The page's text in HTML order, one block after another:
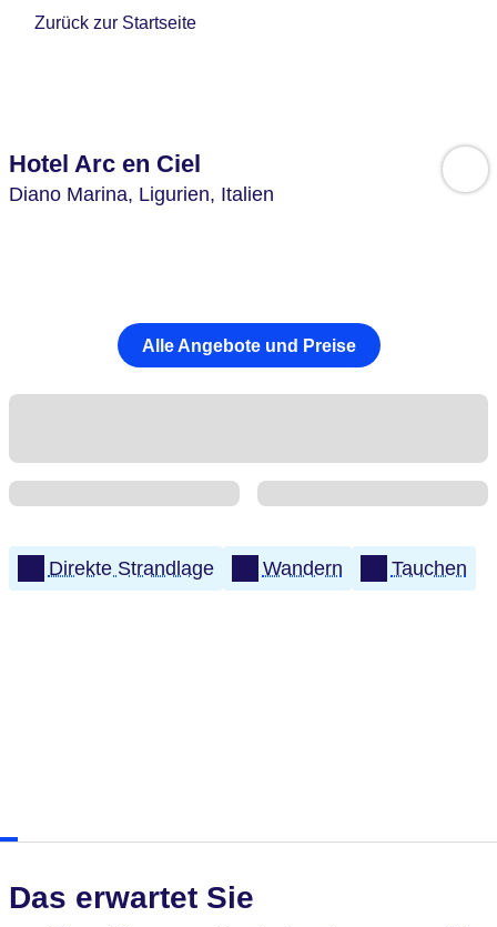
Zurück zur Startseite
Hotel Arc en Ciel
Diano Marina, Ligurien, Italien
Alle Angebote und Preise
Direkte Strandlage Wandern Tauchen
Das erwartet Sie